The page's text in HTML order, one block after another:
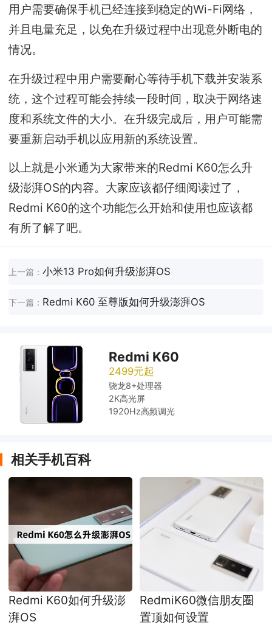
用户需要确保手机已经连接到稳定的Wi-Fi网络，
并且电量充足，以免在升级过程中出现意外断电的
情况。
在升级过程中用户需要耐心等待手机下载并安装系
统，这个过程可能会持续一段时间，取决于网络速
度和系统文件的大小。在升级完成后，用户可能需
要重新启动手机以应用新的系统设置。
以上就是小米通为大家带来的Redmi K60怎么升
级澎湃OS的内容。大家应该都仔细阅读过了，
Redmi K60的这个功能怎么开始和使用也应该都
有所了解了吧。
上一篇：小米13 Pro如何升级澎湃OS
下一篇： Redmi K60 至尊版如何升级澎湃OS
Redmi K60
2499元起
骁龙8+处理器
2K高光屏
1920Hz高频调光
相关手机百科
Redmi K60如何升级澎
湃OS
RedmiK60微信朋友圈
置顶如何设置